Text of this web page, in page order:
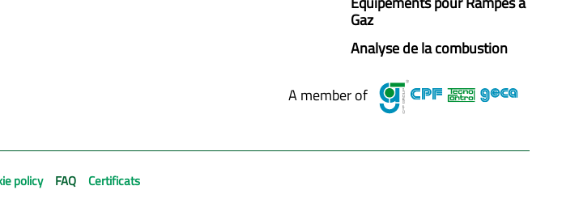
Gaz
Analyse de la combustion
A member of
policy FAQ Certificats